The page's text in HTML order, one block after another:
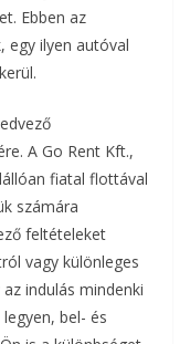
Ebben az
egy ilyen autóval
A Go Rent Kft.,
fiatal flottával
számára
feltételeket
vagy különleges
indulás mindenki
bel- és